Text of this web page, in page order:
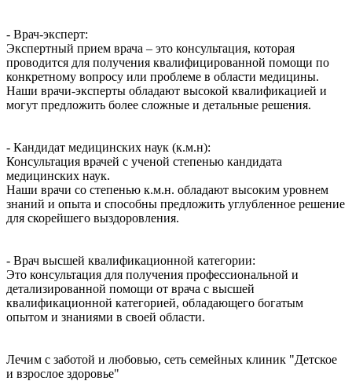
- Врач-эксперт:
Экспертный прием врача – это консультация, которая
проводится для получения квалифицированной помощи по
конкретному вопросу или проблеме в области медицины.
Наши врачи-эксперты обладают высокой квалификацией и
могут предложить более сложные и детальные решения.
- Кандидат медицинских наук (к.м.н):
Консультация врачей с ученой степенью кандидата
медицинских наук.
Наши врачи со степенью к.м.н. обладают высоким уровнем
знаний и опыта и способны предложить углубленное решение
для скорейшего выздоровления.
- Врач высшей квалификационной категории:
Это консультация для получения профессиональной и
детализированной помощи от врача с высшей
квалификационной категорией, обладающего богатым
опытом и знаниями в своей области.
Лечим с заботой и любовью, сеть семейных клиник "Детское
и взрослое здоровье"